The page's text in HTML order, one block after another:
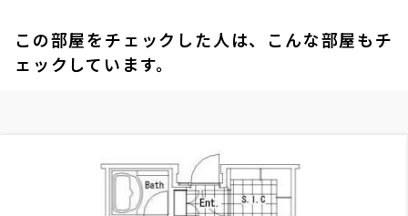
この部屋をチェックした人は、こんな部屋もチ
ェックしています。